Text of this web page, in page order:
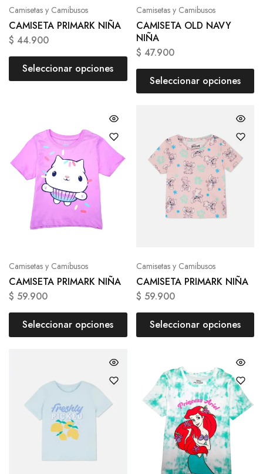
Camisetas y Camibusos
CAMISETA PRIMARK NIÑA
$ 44.900
Seleccionar opciones
Camisetas y Camibusos
CAMISETA OLD NAVY
NIÑA
$ 47.900
Seleccionar opciones
Camisetas y Camibusos
CAMISETA PRIMARK NIÑA
$ 59.900
Seleccionar opciones
Camisetas y Camibusos
CAMISETA PRIMARK NIÑA
$ 59.900
Seleccionar opciones